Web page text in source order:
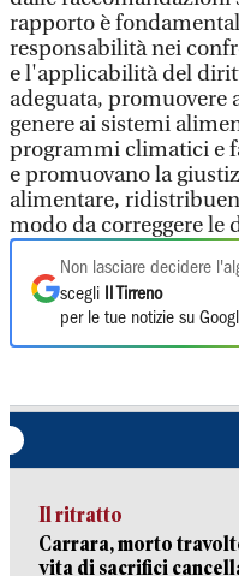
Non lasciare decidere
scegli
Il Tirreno
per le tue notizie su
Il ritratto
Carrara, morto
vita di sacrifici